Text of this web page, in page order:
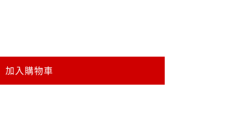
加入購物車